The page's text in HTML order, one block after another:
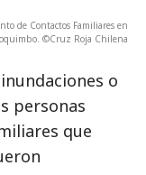
de Contactos Familiares en
©Cruz Roja Chilena
o
personas
que